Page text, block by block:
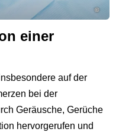
©
einer
auf der
bei der
Geräusche, Gerüche
hervorgerufen und